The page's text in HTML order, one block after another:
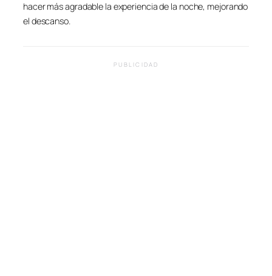
hacer más agradable la experiencia de la noche, mejorando
el descanso.
PUBLICIDAD